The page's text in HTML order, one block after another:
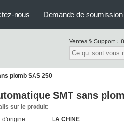
nous Demande de soumission
Ventes & Support：
plomb SAS 250
SMT sans
sur le produit:
d'origine:
LA CHINE